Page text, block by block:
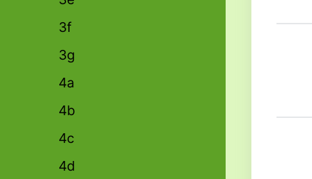
3f
3g
4a
4b
4c
4d